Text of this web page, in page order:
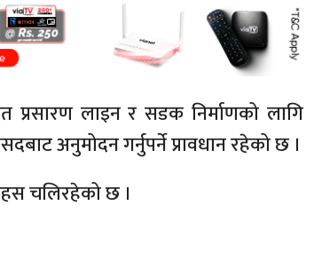
प्रसारण लाइन र सडक निर्माणको लागि
अनुमोदन गर्नुपर्ने प्रावधान रहेको छ ।
चलिरहेको छ ।